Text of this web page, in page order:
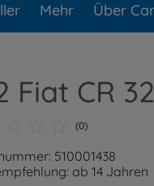
Mehr Über
Fiat CR
(0)
510001438
ab 14 Jahren